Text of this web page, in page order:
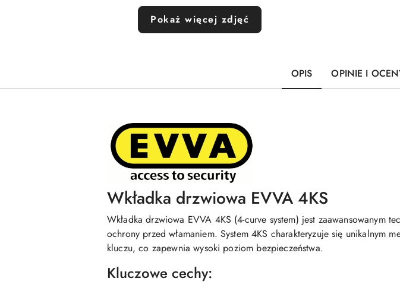
Pokaż więcej zdjęć
OPIS OPINIE I
Wkładka drzwiowa EVVA 4KS
Wkładka drzwiowa EVVA 4KS (4-curve system) jest zaawansowanym
ochrony przed włamaniem. System 4KS charakteryzuje się unikalnym
kluczu, co zapewnia wysoki poziom bezpieczeństwa.
Kluczowe cechy: